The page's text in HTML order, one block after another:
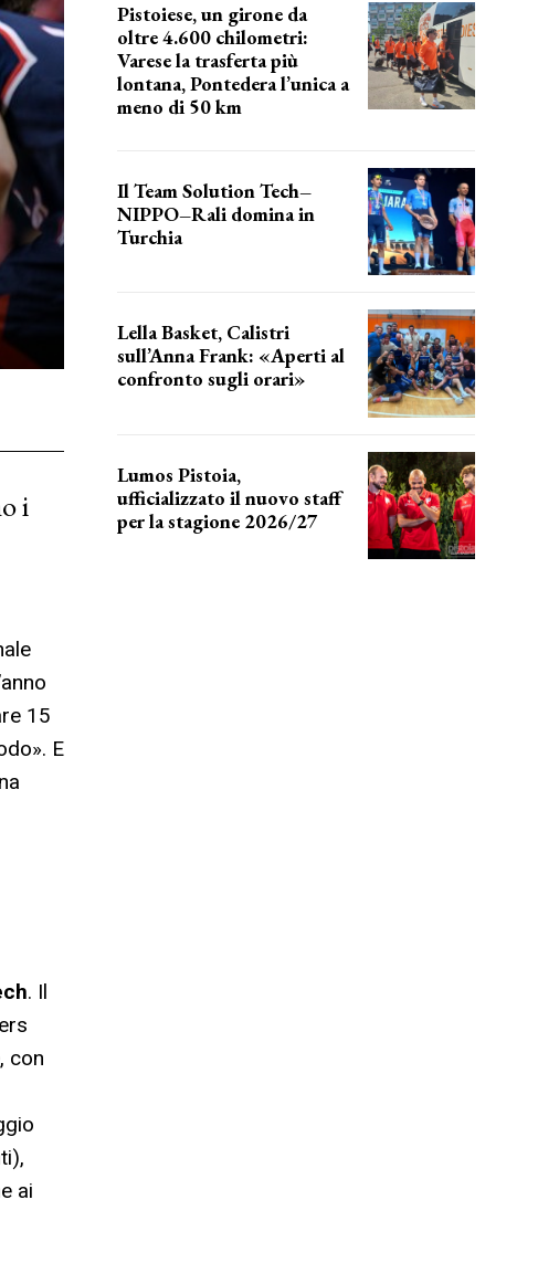
i
15
E
. Il
con
ai
Pistoiese, un girone da
oltre 4.600 chilometri:
Varese la trasferta più
lontana, Pontedera l’unica a
meno di 50 km
Il Team Solution Tech–
NIPPO–Rali domina in
Turchia
Lella Basket, Calistri
sull’Anna Frank: «Aperti al
confronto sugli orari»
Lumos Pistoia,
ufficializzato il nuovo staff
per la stagione 2026/27